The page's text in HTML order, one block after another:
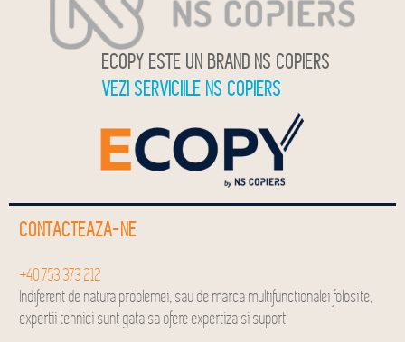
ECOPY ESTE UN BRAND NS COPIERS
VEZI SERVICIILE NS COPIERS
CONTACTEAZA-NE
+40 753 373 212
Indiferent de natura problemei, sau de marca multifunctionalei folosite,
expertii tehnici sunt gata sa ofere expertiza si suport